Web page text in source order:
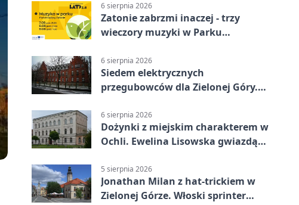
6 sierpnia 2026
Zatonie zabrzmi inaczej - trzy
wieczory muzyki w Parku
6 sierpnia 2026
Siedem elektrycznych
przegubowców dla Zielonej Góry.
6 sierpnia 2026
Dożynki z miejskim charakterem w
Ochli. Ewelina Lisowska gwiazdą
5 sierpnia 2026
Jonathan Milan z hat-trickiem w
Zielonej Górze. Włoski sprinter